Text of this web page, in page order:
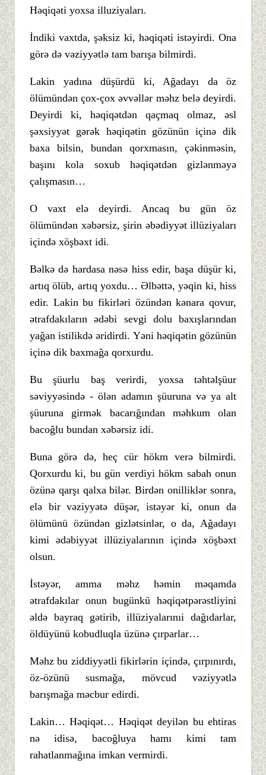
Həqiqəti yoxsa illuziyaları.
İndiki vaxtda, şəksiz ki, həqiqəti istəyirdi. Ona
görə də vəziyyətlə tam barışa bilmirdi.
Lakin yadına düşürdü ki, Ağadayı da öz
ölümündən çox-çox əvvəllər məhz belə deyirdi.
Deyirdi ki, həqiqətdən qaçmaq olmaz, əsl
şəxsiyyət gərək həqiqətin gözünün içinə dik
baxa bilsin, bundan qorxmasın, çəkinməsin,
başını kola soxub həqiqətdən gizlənməyə
çalışmasın…
O vaxt elə deyirdi. Ancaq bu gün öz
ölümündən xəbərsiz, şirin əbədiyyət illüziyaları
içində xöşbəxt idi.
Bəlkə də hardasa nəsə hiss edir, başa düşür ki,
artıq ölüb, artıq yoxdu… Əlbəttə, yəqin ki, hiss
edir. Lakin bu fikirləri özündən kənara qovur,
ətrafdakıların ədəbi sevgi dolu baxışlarından
yağan istilikdə əridirdi. Yəni həqiqətin gözünün
içinə dik baxmağa qorxurdu.
Bu şüurlu baş verirdi, yoxsa təhtəlşüur
səviyyəsində - ölən adamın şüuruna və ya alt
şüuruna girmək bacarığından məhkum olan
bacoğlu bundan xəbərsiz idi.
Buna görə də, heç cür hökm verə bilmirdi.
Qorxurdu ki, bu gün verdiyi hökm sabah onun
özünə qarşı qalxa bilər. Birdən onilliklər sonra,
elə bir vəziyyətə düşər, istəyər ki, onun da
ölümünü özündən gizlətsinlər, o da, Ağadayı
kimi ədəbiyyət illüziyalarının içində xöşbəxt
olsun.
İstəyər, amma məhz həmin məqamda
ətrafdakılar onun bugünkü həqiqətpərəstliyini
əldə bayraq gətirib, illüziyalarınıi dağıdarlar,
öldüyünü kobudluqla üzünə çırparlar…
Məhz bu ziddiyyətli fikirlərin içində, çırpınırdı,
öz-özünü susmağa, mövcud vəziyyətlə
barışmağa məcbur edirdi.
Lakin… Həqiqət… Həqiqət deyilən bu ehtiras
nə idisə, bacoğluya hamı kimi tam
rahatlanmağına imkan vermirdi.